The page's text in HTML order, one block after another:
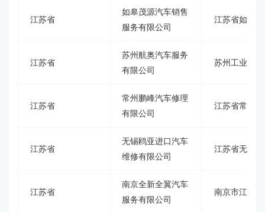
江苏省
如皋茂源汽车销售
服务有限公司
江苏省如皋
江苏省
苏州航奥汽车服务
有限公司
苏州工业园
江苏省
常州鹏峰汽车修理
有限公司
江苏省常州
江苏省
无锡鸥亚进口汽车
维修有限公司
江苏省无锡
江苏省
南京全新全翼汽车
服务有限公司
南京市江宁